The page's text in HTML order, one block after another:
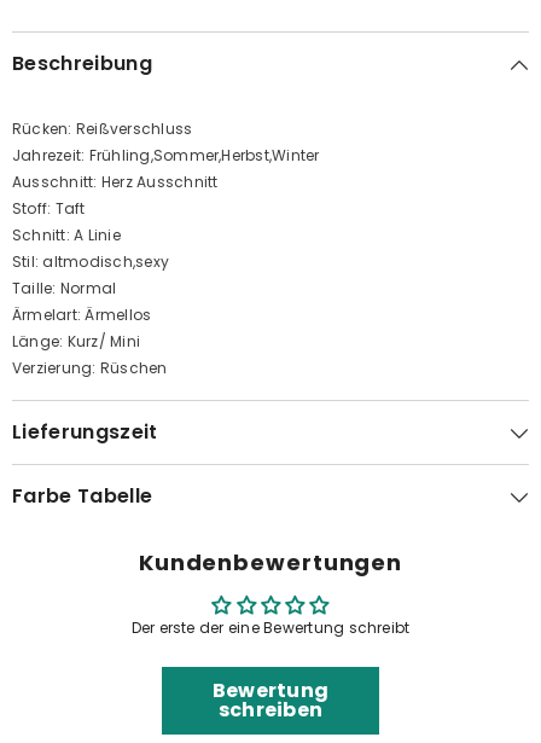
Beschreibung
Rücken: Reißverschluss
Jahrezeit: Frühling,Sommer,Herbst,Winter
Ausschnitt: Herz Ausschnitt
Stoff: Taft
Schnitt: A Linie
Stil: altmodisch,sexy
Taille: Normal
Ärmelart: Ärmellos
Länge: Kurz/ Mini
Verzierung: Rüschen
Lieferungszeit
Farbe Tabelle
Kundenbewertungen
Der erste der eine Bewertung schreibt
Bewertung
schreiben